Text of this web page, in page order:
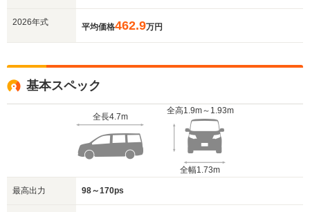
2026年式 平均価格462.9万円
基本スペック
全長4.7m
全高1.9m～1.93m
全幅1.73m
最高出力 98～170ps